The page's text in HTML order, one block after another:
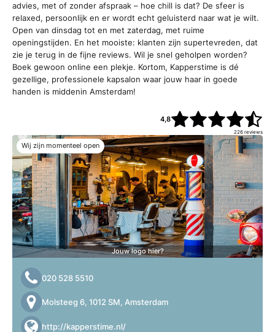
Jouw logo hier?
Wij zijn momenteel open
020 528 5510
Molsteeg 6, 1012 SM, Amsterdam
http://kapperstime.nl/
advies, met of zonder afspraak – hoe chill is dat? De sfeer is
relaxed, persoonlijk en er wordt echt geluisterd naar wat je wilt.
Open van dinsdag tot en met zaterdag, met ruime
openingstijden. En het mooiste: klanten zijn supertevreden, dat
zie je terug in de fijne reviews. Wil je snel geholpen worden?
Boek gewoon online een plekje. Kortom, Kapperstime is dé
gezellige, professionele kapsalon waar jouw haar in goede
handen is middenin Amsterdam!
4,8
226 reviews